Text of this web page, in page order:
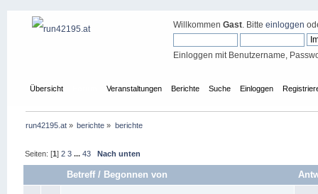
Willkommen Gast. Bitte einloggen
Einloggen mit Benutzername,
Übersicht Veranstaltungen Berichte Suche Einloggen
run42195.at » berichte » berichte
Seiten: [1]2 3 ...43 Nach unten
Betreff/ Begonnen von